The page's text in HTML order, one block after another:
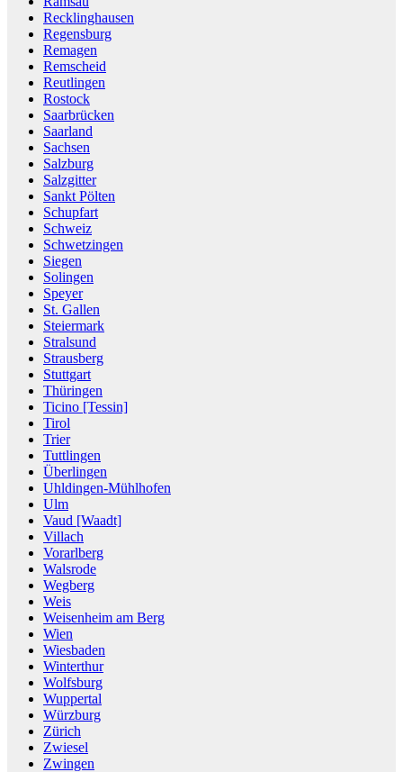
Recklinghausen
Regensburg
Remagen
Remscheid
Reutlingen
Rostock
Saarbrücken
Saarland
Sachsen
Salzburg
Salzgitter
Sankt Pölten
Schupfart
Schweiz
Schwetzingen
Siegen
Solingen
Speyer
St. Gallen
Steiermark
Stralsund
Strausberg
Stuttgart
Thüringen
Ticino [Tessin]
Tirol
Trier
Tuttlingen
Überlingen
Uhldingen-Mühlhofen
Ulm
Vaud [Waadt]
Villach
Vorarlberg
Walsrode
Wegberg
Weis
Weisenheim am Berg
Wien
Wiesbaden
Winterthur
Wolfsburg
Wuppertal
Würzburg
Zürich
Zwiesel
Zwingen